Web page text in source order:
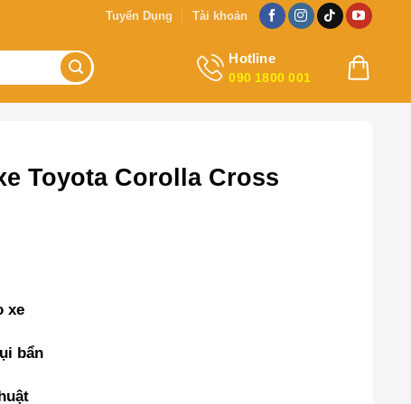
Tuyển Dụng Tài khoản
Hotline
090 1800 001
Toyota Corolla Cross
xe
bẩn